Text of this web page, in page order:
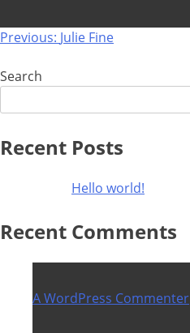
Post
navigation
Previous: Julie Fine
Search
Recent Posts
Hello world!
Recent Comments
A WordPress Commenter